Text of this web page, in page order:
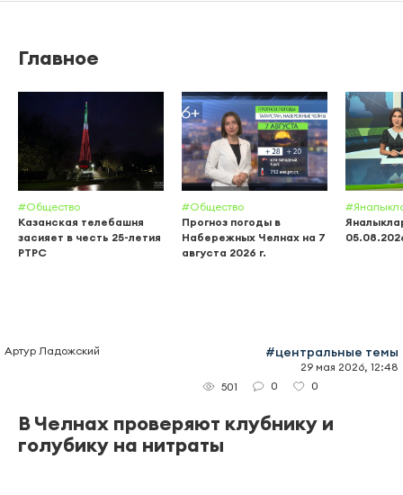
Главное
#Общество
Казанская телебашня
засияет в честь 25-летия
РТРС
#Общество
Прогноз погоды в
Набережных Челнах на 7
августа 2026 г.
Артур Ладожский #центральные темы
29 мая 2026, 12:48
501
0 0
В Челнах проверяют клубнику и
голубику на нитраты